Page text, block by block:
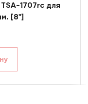
1707rc для
[8"]